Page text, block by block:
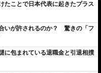
たことで日本代表に起きたプラス
いが許されるのか？ 驚きの「フ
に包まれている退職金と引退相撲